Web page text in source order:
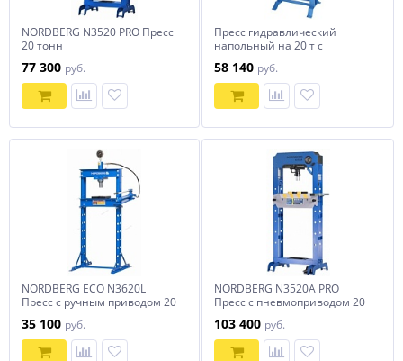
NORDBERG N3520 PRO Пресс
20 тонн
77 300 руб.
Пресс гидравлический
напольный на 20 т с
SD20020EM
58 140 руб.
NORDBERG ECO N3620L
Пресс с ручным приводом 20
35 100 руб.
NORDBERG N3520A PRO
Пресс с пневмоприводом 20
103 400 руб.